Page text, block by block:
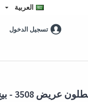
العربية
تسجيل الدخول
3508 - بيج